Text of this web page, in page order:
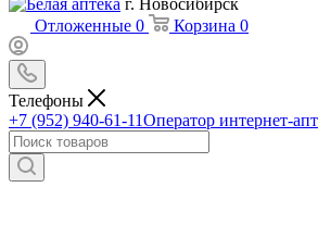
г. Новосибирск
Отложенные 0 Корзина 0
Телефоны
+7 (952) 940-61-11Оператор интернет-